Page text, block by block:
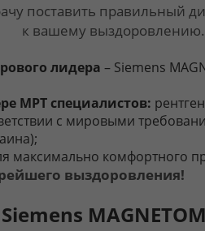
поставить правильный
к вашему выздоровлению.
лидера – Siemens
МРТ специалистов:
с мировыми
максимально комфортного
выздоровления!